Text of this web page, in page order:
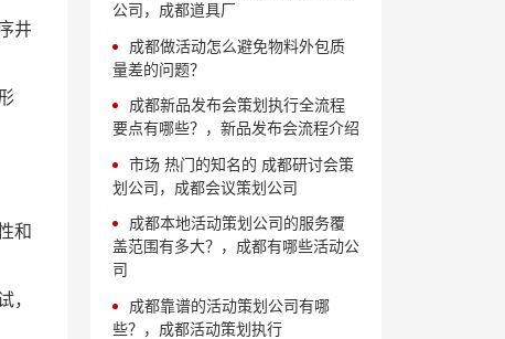
井
和
，
公司，成都道具厂
成都做活动怎么避免物料外包质
量差的问题？
成都新品发布会策划执行全流程
要点有哪些？，新品发布会流程介绍
市场 热门的知名的 成都研讨会策
划公司，成都会议策划公司
成都本地活动策划公司的服务覆
盖范围有多大？，成都有哪些活动公
司
成都靠谱的活动策划公司有哪
些？，成都活动策划执行